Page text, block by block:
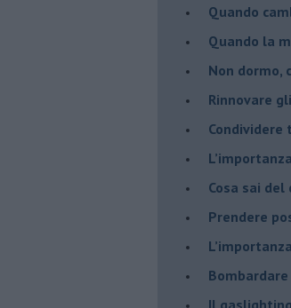
Quando
​Quando la
Non dormo,
​Rinnovare
​Condividere
​Cosa sai del
Prendere
Il gaslighting